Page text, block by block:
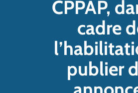
CPPAP,
cadre
publier